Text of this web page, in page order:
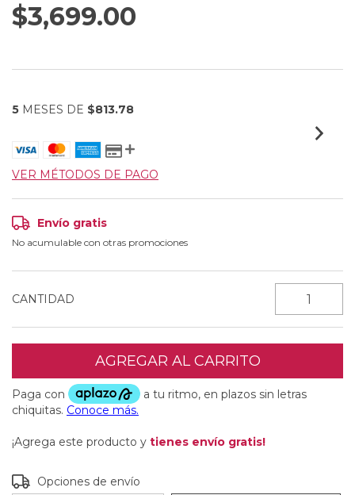
$3,699.00
5 MESES DE $813.78
VER MÉTODOS DE PAGO
Envío gratis
No acumulable con otras promociones
CANTIDAD
¡Agrega este producto y tienes envío gratis!
Entregas para el CP:
Opciones de envío